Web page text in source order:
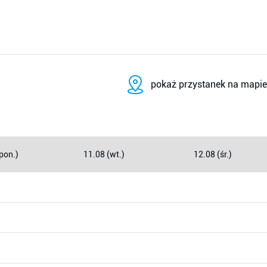
pokaż przystanek na mapie
11.08 (wt.) 12.08 (śr.)